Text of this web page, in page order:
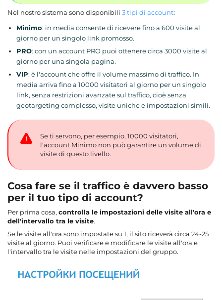
Nel nostro sistema sono disponibili 3 tipi di account:
Minimo: in media consente di ricevere fino a 600 visite al
giorno per un singolo link promosso.
PRO: con un account PRO puoi ottenere circa 3000 visite al
giorno per una singola pagina.
VIP: è l'account che offre il volume massimo di traffico. In
media arriva fino a 10000 visitatori al giorno per un singolo
link, senza restrizioni avanzate sul traffico, cioè senza
geotargeting complesso, visite uniche e impostazioni simili.
Se ti servono, per esempio, 10000 visitatori,
l'account Minimo non può garantire un volume di
visite di questo livello.
Cosa fare se il traffico è davvero basso
per il tuo tipo di account?
Per prima cosa, controlla le impostazioni delle visite all'ora e
dell'intervallo tra le visite.
Se le visite all'ora sono impostate su 1, il sito riceverà circa 24-25
visite al giorno. Puoi verificare e modificare le visite all'ora e
l'intervallo tra le visite nelle impostazioni del gruppo.